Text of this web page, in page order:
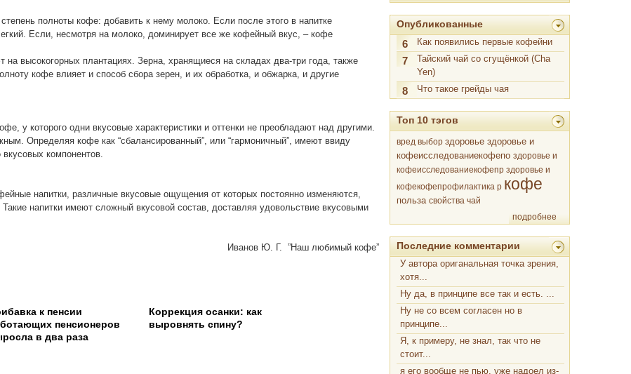
полноты кофе: добавить к нему молоко. Если после этого в напитке
Если, несмотря на молоко, доминирует все же кофейный вкус, – кофе
высокогорных плантациях. Зерна, хранящиеся на складах два-три года, также
кофе влияет и способ сбора зерен, и их обработка, и обжарка, и другие
у которого одни вкусовые характеристики и оттенки не преобладают над другими.
Определяя кофе как “сбалансированный”, или “гармоничный”, имеют ввиду
компонентов.
напитки, различные вкусовые ощущения от которых постоянно изменяются,
напитки имеют сложный вкусовой состав, доставляя удовольствие вкусовыми
Иванов Ю. Г. ”Наш любимый кофе”
к пенсии
пенсионеров
в два раза
Коррекция осанки: как
выровнять спину?
Опубликованные
6
Как появились первые кофейни
7
Тайский чай со сгущёнкой (Cha
Yen)
8 Что такое грейды чая
Топ 10 тэгов
вред выбор здоровье здоровье и
кофеисследованиекофепо здоровье и
кофеисследованиекофепр здоровье и
кофекофепрофилактика р кофе
польза свойства чай
подробнее
Последние комментарии
У автора ориганальная точка зрения,
хотя...
Ну да, в принципе все так и есть. ...
Ну не со всем согласен но в
принципе...
Я, к примеру, не знал, так что не
стоит...
я его вообще не пью, уже надоел из-